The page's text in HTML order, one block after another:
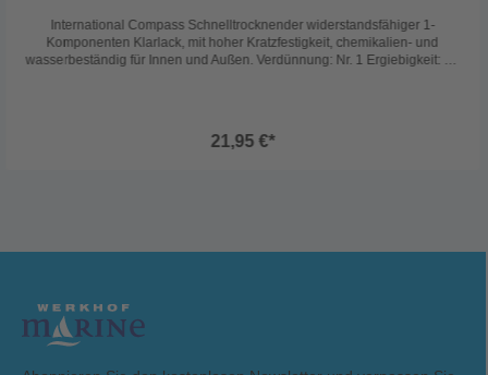
International Compass Schnelltrocknender widerstandsfähiger 1-
Komponenten Klarlack, mit hoher Kratzfestigkeit, chemikalien- und
wasserbeständig für Innen und Außen. Verdünnung: Nr. 1 Ergiebigkeit: 12
21,95 €*